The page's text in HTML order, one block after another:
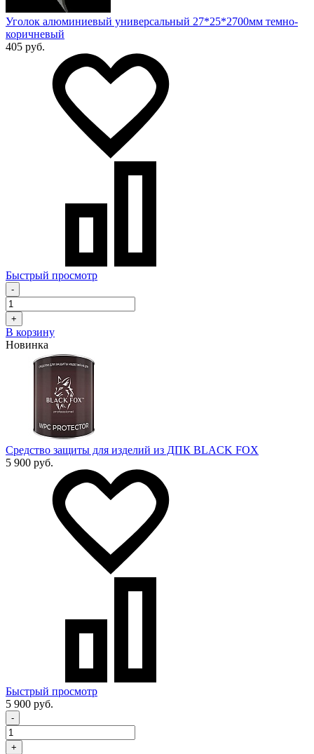
Уголок алюминиевый универсальный 27*25*2700мм темно-
коричневый
405 руб.
Быстрый просмотр
-
+
В корзину
Новинка
Средство защиты для изделий из ДПК BLACK FOX
5 900 руб.
Быстрый просмотр
5 900 руб.
-
+